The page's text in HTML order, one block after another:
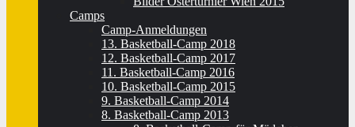
Camps
Camp-Anmeldungen
13. Basketball-Camp 2018
12. Basketball-Camp 2017
11. Basketball-Camp 2016
10. Basketball-Camp 2015
9. Basketball-Camp 2014
8. Basketball-Camp 2013